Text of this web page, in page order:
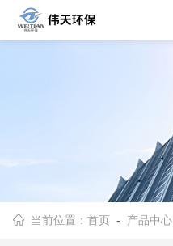
当前位置：首页 - 产品中心